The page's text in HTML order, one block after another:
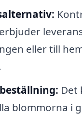
eller till
Det
blommorna i